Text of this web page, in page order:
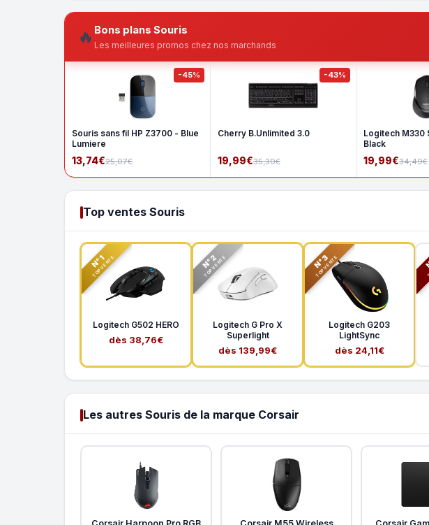
🔥 Bons plans Souris
Les meilleures promos chez nos marchands
-45%
Souris sans fil HP Z3700 - Blue
Lumiere
13,74€25,07€
-43%
Cherry B.Unlimited 3.0
19,99€35,30€
Logitech M330
Black
19,99€34,49€
Top ventes Souris
N°1
TOP VENTE
Logitech G502 HERO
dès 38,76€
N°2
TOP VENTE
Logitech G Pro X
Superlight
dès 139,99€
N°3
TOP VENTE
Logitech G203
LightSync
dès 24,11€
Les autres Souris de la marque Corsair
Corsair Harpoon Pro RGB Corsair M55 Wireless Corsair